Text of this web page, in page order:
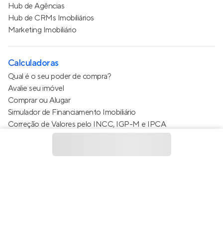
Hub de Agências
Hub de CRMs Imobiliários
Marketing Imobiliário
Calculadoras
Qual é o seu poder de compra?
Avalie seu imóvel
Comprar ou Alugar
Simulador de Financiamento Imobiliário
Correção de Valores pelo INCC, IGP-M e IPCA
Estimativa de valor do condomínio